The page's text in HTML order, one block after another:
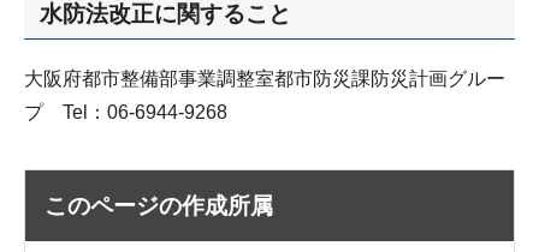
水防法改正に関すること
大阪府都市整備部事業調整室都市防災課防災計画グルー
プ Tel：06-6944-9268
このページの作成所属